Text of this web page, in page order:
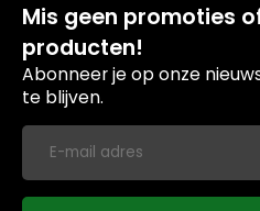
Mis geen promoties
producten!
Abonneer je op onze
te blijven.